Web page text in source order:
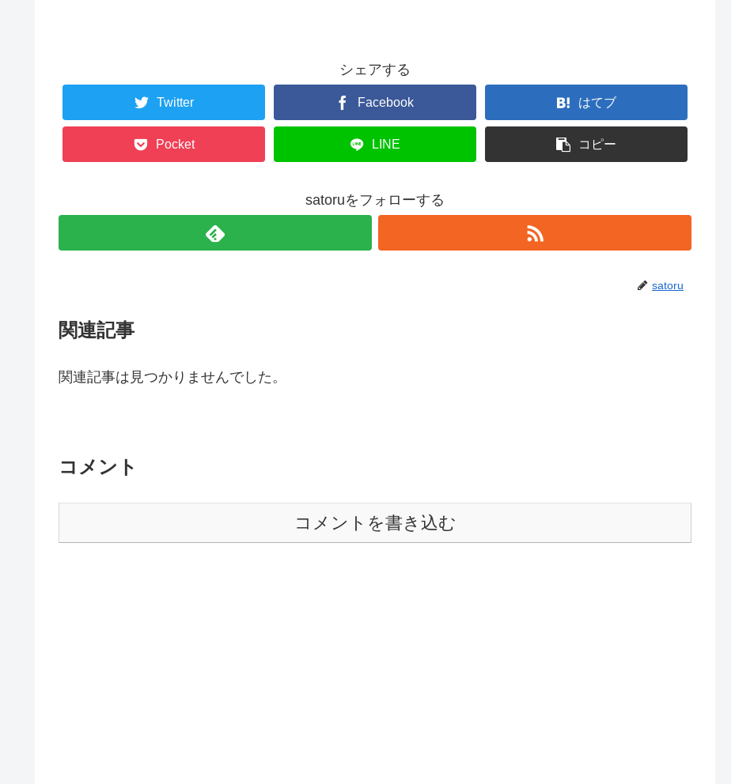
シェアする
Twitter Facebook はてブ
Pocket LINE コピー
satoruをフォローする
satoru
関連記事
関連記事は見つかりませんでした。
コメント
コメントを書き込む